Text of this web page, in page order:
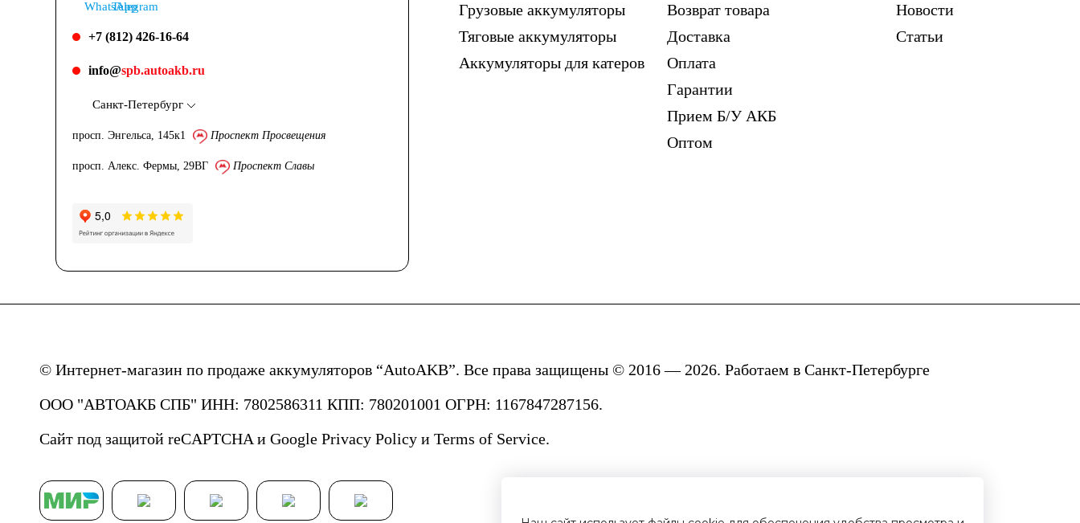
+7 (812) 426-16-64
info@spb.autoakb.ru
Санкт-Петербург
просп. Энгельса, 145к1 Проспект Просвещения
просп. Алекс. Фермы, 29ВГ Проспект Славы
Грузовые аккумуляторы
Тяговые аккумуляторы
Аккумуляторы для катеров
Возврат товара
Доставка
Оплата
Гарантии
Прием Б/У АКБ
Оптом
Новости
Статьи
© Интернет-магазин по продаже аккумуляторов “AutoAKB”. Все права защищены © 2016 — 2026. Работаем в Санкт-Петербурге
ООО "АВТОАКБ СПБ" ИНН: 7802586311 КПП: 780201001 ОГРН: 1167847287156.
Сайт под защитой reCAPTCHA и Google Privacy Policy и Terms of Service.